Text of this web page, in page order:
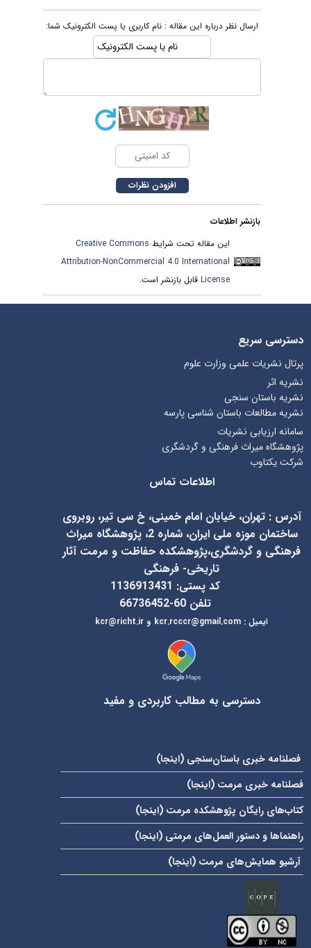
ارسال نظر درباره این مقاله : نام کاربری یا پست الکترونیک شما:
بازنشر اطلاعات
این مقاله تحت شرایطCreative Commons
Attribution-NonCommercial 4.0 International
Licenseقابل بازنشر است.
دسترسی سریع
پرتال نشریات علمی وزارت علوم
نشریه اثر
نشریه باستان سنجی
نشریه مطالعات باستان شناسی پارسه
سامانه ارزیابی نشریات
پژوهشگاه میراث فرهنگی و گردشگری
شرکت یکتاوب
اطلاعات تماس
آدرس : تهران، خیابان امام خمینی، خ سی تیر، روبروی
ساختمان موزه ملی ایران، شماره 2، پژوهشگاه میراث
فرهنگی و گردشگری،پژوهشکده حفاظت و مرمت آثار
تاریخی- فرهنگی
کد پستی: 1136913431
تلفن 60-66736452
ایمیل:
kcr@richt.ir و kcr.rcccr@gmail.com
دسترسی به مطالب کاربردی و مفید
فصلنامه خبری باستان‌سنجی ( اینجا)
فصلنامه خبری مرمت ( اینجا)
کتاب‌های رایگان پژوهشکده مرمت ( اینجا)
راهنماها و دستور العمل‌های مرمتی ( اینجا)
آرشیو همایش‌های مرمت ( اینجا)